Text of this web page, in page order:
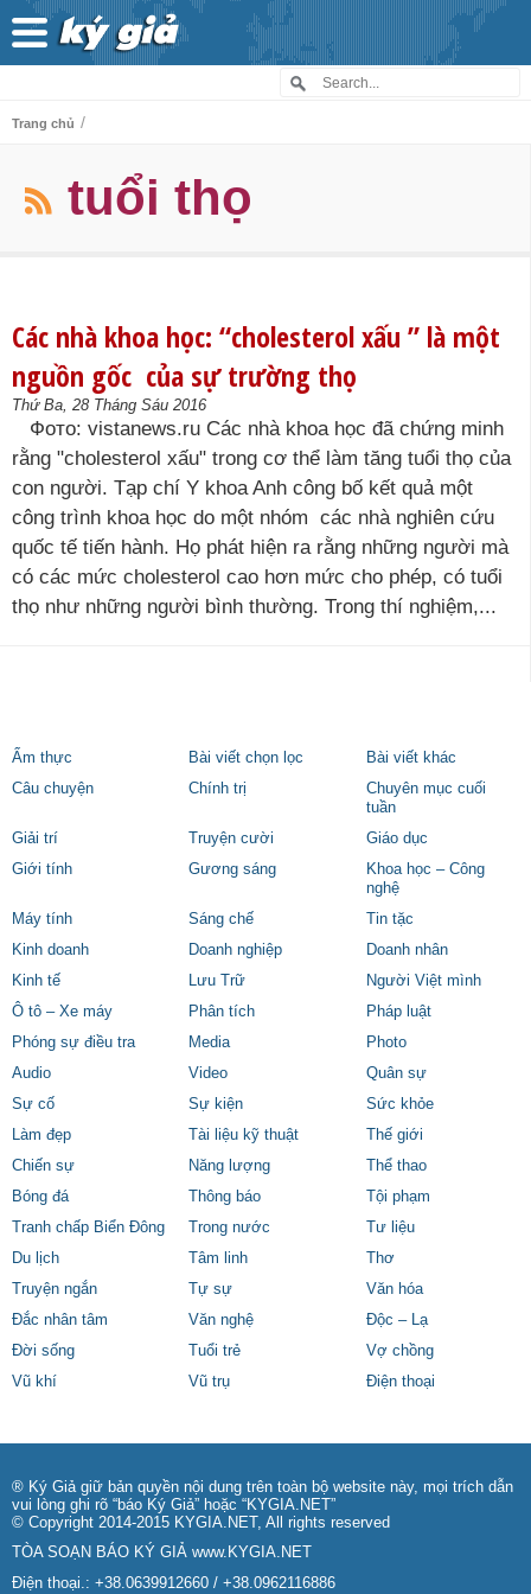
Trang chủ /
tuổi thọ
Các nhà khoa học: “cholesterol xấu ” là một
nguồn gốc của sự trường thọ
Thứ Ba, 28 Tháng Sáu 2016
Фото: vistanews.ru Các nhà khoa học đã chứng minh
rằng "cholesterol xấu" trong cơ thể làm tăng tuổi thọ của
con người. Tạp chí Y khoa Anh công bố kết quả một
công trình khoa học do một nhóm các nhà nghiên cứu
quốc tế tiến hành. Họ phát hiện ra rằng những người mà
có các mức cholesterol cao hơn mức cho phép, có tuổi
thọ như những người bình thường. Trong thí nghiệm,...
Ẩm thực Bài viết chọn lọc
Bài viết khác
Câu chuyện
Chính trị
Chuyên mục cuối
tuần
Giải trí
Truyện cười
Giáo dục
Giới tính
Gương sáng
Khoa học – Công
nghệ
Máy tính
Sáng chế
Tin tặc
Kinh doanh
Doanh nghiệp
Doanh nhân
Kinh tế
Lưu Trữ
Người Việt mình
Ô tô – Xe máy
Phân tích
Pháp luật
Phóng sự điều tra
Media
Photo
Audio
Video
Quân sự
Sự cố
Sự kiện
Sức khỏe
Làm đẹp
Tài liệu kỹ thuật
Thế giới
Chiến sự
Năng lượng
Thể thao
Bóng đá
Thông báo
Tội phạm
Tranh chấp Biển Đông
Trong nước
Tư liệu
Du lịch
Tâm linh
Thơ
Truyện ngắn
Tự sự
Văn hóa
Đắc nhân tâm
Văn nghệ
Độc – Lạ
Đời sống
Tuổi trẻ
Vợ chồng
Vũ khí
Vũ trụ Điện thoại
® Ký Giả giữ bản quyền nội dung trên toàn bộ website này, mọi trích dẫn
vui lòng ghi rõ “báo Ký Giả” hoặc “KYGIA.NET”
© Copyright 2014-2015 KYGIA.NET, All rights reserved
TÒA SOẠN BÁO KÝ GIẢ www.KYGIA.NET
Điện thoại.: +38.0639912660 / +38.0962116886